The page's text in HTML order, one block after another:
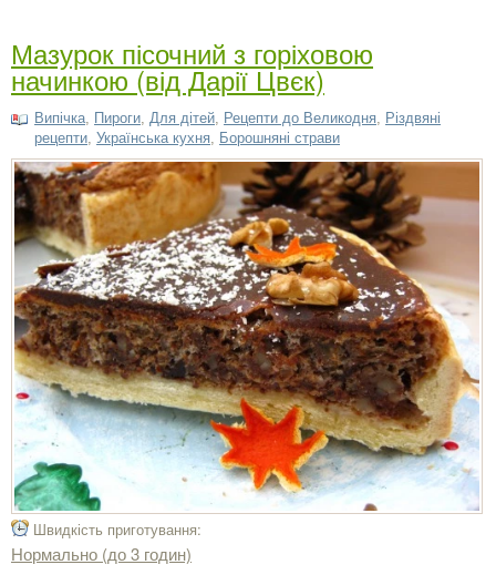
Мазурок пісочний з горіховою
начинкою (від Дарії Цвєк)
Випічка, Пироги, Для дітей, Рецепти до Великодня, Різдвяні
рецепти, Українська кухня, Борошняні страви
Швидкість приготування:
Нормально (до 3 годин)